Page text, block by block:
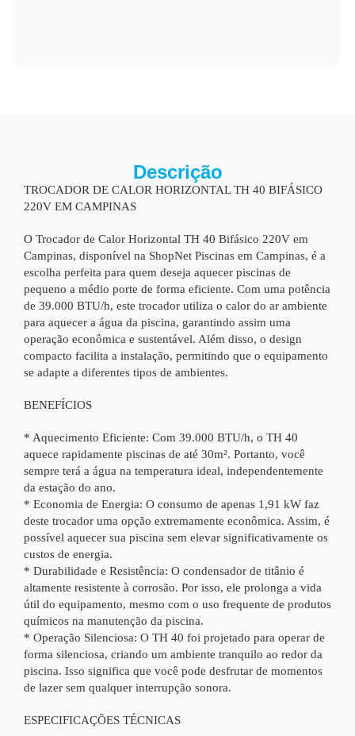
Descrição
TROCADOR DE CALOR HORIZONTAL TH 40 BIFÁSICO
220V EM CAMPINAS
O Trocador de Calor Horizontal TH 40 Bifásico 220V em
Campinas, disponível na ShopNet Piscinas em Campinas, é a
escolha perfeita para quem deseja aquecer piscinas de
pequeno a médio porte de forma eficiente. Com uma potência
de 39.000 BTU/h, este trocador utiliza o calor do ar ambiente
para aquecer a água da piscina, garantindo assim uma
operação econômica e sustentável. Além disso, o design
compacto facilita a instalação, permitindo que o equipamento
se adapte a diferentes tipos de ambientes.
BENEFÍCIOS
* Aquecimento Eficiente: Com 39.000 BTU/h, o TH 40
aquece rapidamente piscinas de até 30m². Portanto, você
sempre terá a água na temperatura ideal, independentemente
da estação do ano.
* Economia de Energia: O consumo de apenas 1,91 kW faz
deste trocador uma opção extremamente econômica. Assim, é
possível aquecer sua piscina sem elevar significativamente os
custos de energia.
* Durabilidade e Resistência: O condensador de titânio é
altamente resistente à corrosão. Por isso, ele prolonga a vida
útil do equipamento, mesmo com o uso frequente de produtos
químicos na manutenção da piscina.
* Operação Silenciosa: O TH 40 foi projetado para operar de
forma silenciosa, criando um ambiente tranquilo ao redor da
piscina. Isso significa que você pode desfrutar de momentos
de lazer sem qualquer interrupção sonora.
ESPECIFICAÇÕES TÉCNICAS